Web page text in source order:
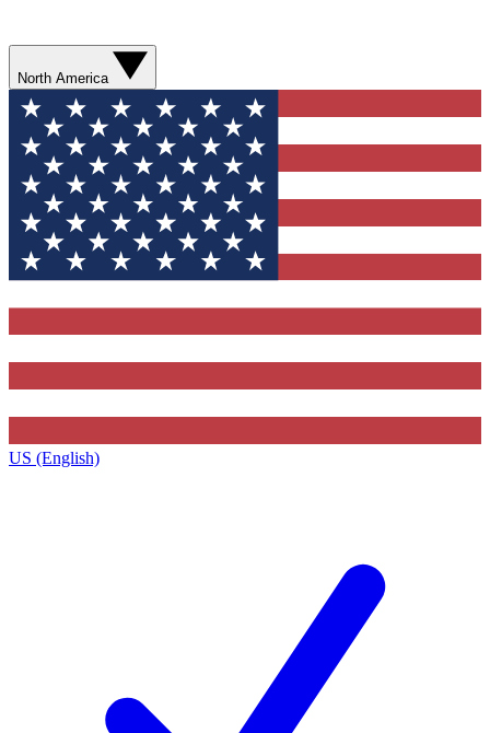
North America
US (English)